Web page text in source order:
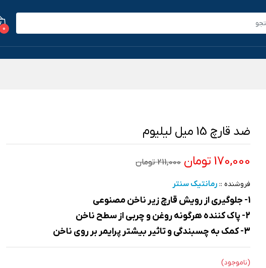
0
ضد قارچ 15 میل لیلیوم
170,000 تومان
211,000 تومان
فروشنده :: رمانتیک سنتر
1- جلوگیری از رویش قارچ زیر ناخن مصنوعی
2- پاک کننده هرگونه روغن و چربی از سطح ناخن
3- کمک به چسبندگی و تاثیر بیشتر پرایمر بر روی ناخن
(ناموجود)